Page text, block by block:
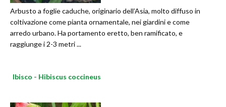
Arbusto a foglie caduche, originario dell’Asia, molto diffuso in
coltivazione come pianta ornamentale, nei giardini e come
arredo urbano. Ha portamento eretto, ben ramificato, e
raggiunge i 2-3 metri ...
Ibisco - Hibiscus coccineus